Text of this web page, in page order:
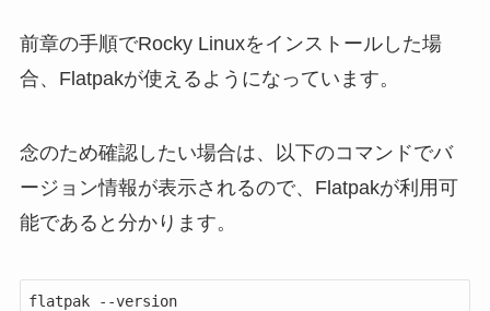
前章の手順でRocky Linuxをインストールした場
合、Flatpakが使えるようになっています。
念のため確認したい場合は、以下のコマンドでバ
ージョン情報が表示されるので、Flatpakが利用可
能であると分かります。
flatpak --version